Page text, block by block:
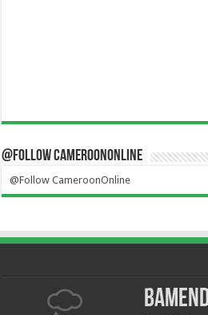
@Follow CameroonOnline
@Follow CameroonOnline